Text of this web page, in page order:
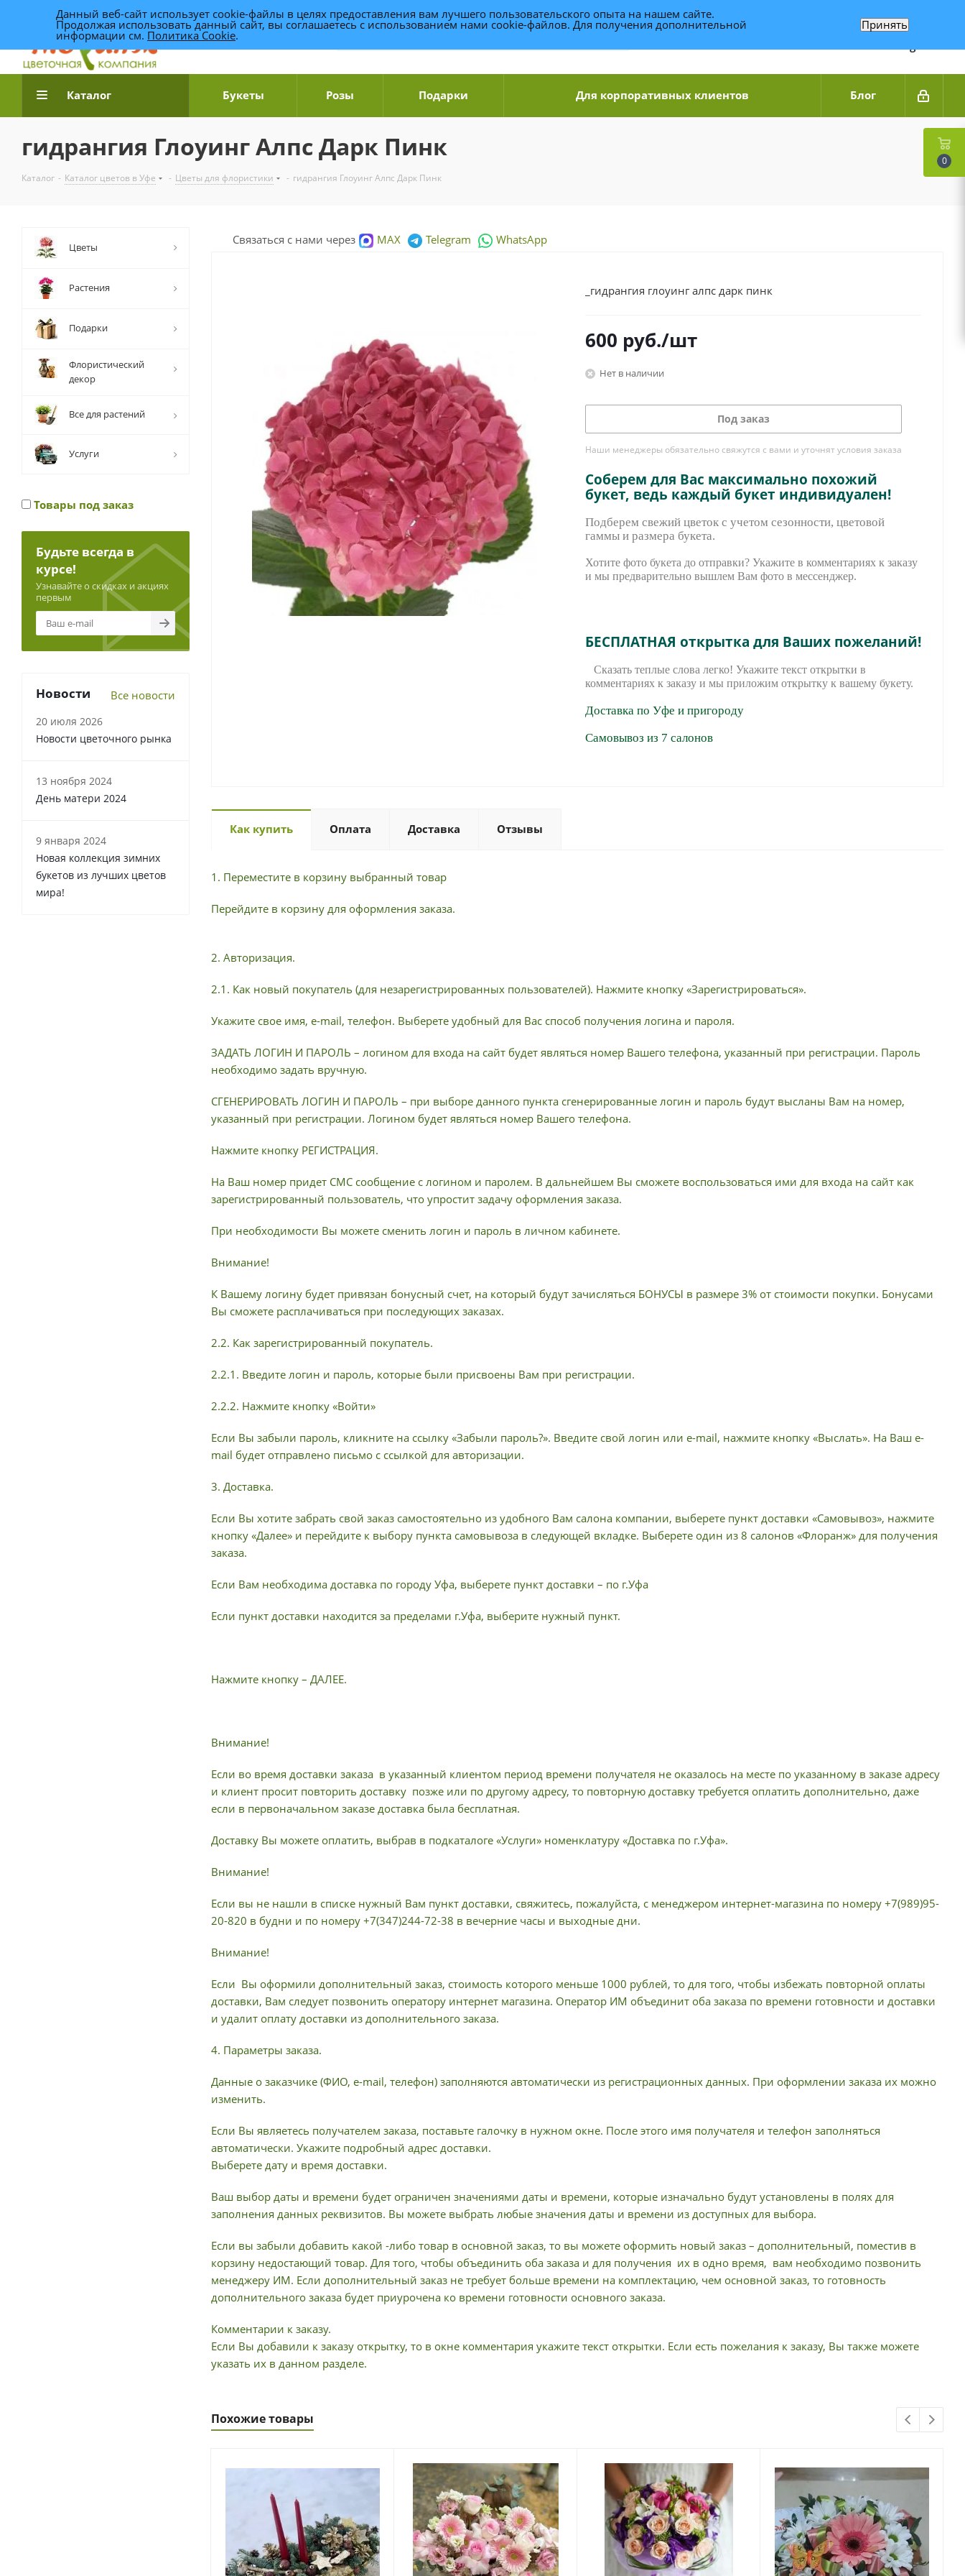
Доставка цветов по Уфе +7 (989) 95-14-014
Связаться по WhatsApp
Каталог Букеты Розы Подарки Для корпоративных клиентов Блог
гидрангия Глоуинг Алпс Дарк Пинк
Каталог - Каталог цветов в Уфе - Цветы для флористики - гидрангия Глоуинг Алпс Дарк Пинк
Связаться с нами через MAX Telegram WhatsApp
_гидрангия глоуинг алпс дарк пинк
600 руб./шт
Нет в наличии
Под заказ
Наши менеджеры обязательно свяжутся с вами и уточнят условия заказа
Соберем для Вас максимально похожий
букет, ведь каждый букет индивидуален!
Подберем свежий цветок с учетом сезонности, цветовой
гаммы и размера букета.
Хотите фото букета до отправки? Укажите в комментариях к заказу
и мы предварительно вышлем Вам фото в мессенджер.
БЕСПЛАТНАЯ открытка для Ваших пожеланий!
Сказать теплые слова легко! Укажите текст открытки в
комментариях к заказу и мы приложим открытку к вашему букету.
Доставка по Уфе и пригороду
Самовывоз из 7 салонов
Как купить Оплата Доставка Отзывы
1. Переместите в корзину выбранный товар
Перейдите в корзину для оформления заказа.
2. Авторизация.
2.1. Как новый покупатель (для незарегистрированных пользователей). Нажмите кнопку «Зарегистрироваться».
Укажите свое имя, e-mail, телефон. Выберете удобный для Вас способ получения логина и пароля.
ЗАДАТЬ ЛОГИН И ПАРОЛЬ – логином для входа на сайт будет являться номер Вашего телефона, указанный при регистрации. Пароль
необходимо задать вручную.
СГЕНЕРИРОВАТЬ ЛОГИН И ПАРОЛЬ – при выборе данного пункта сгенерированные логин и пароль будут высланы Вам на номер,
указанный при регистрации. Логином будет являться номер Вашего телефона.
Нажмите кнопку РЕГИСТРАЦИЯ.
На Ваш номер придет СМС сообщение с логином и паролем. В дальнейшем Вы сможете воспользоваться ими для входа на сайт как
зарегистрированный пользователь, что упростит задачу оформления заказа.
При необходимости Вы можете сменить логин и пароль в личном кабинете.
Внимание!
К Вашему логину будет привязан бонусный счет, на который будут зачисляться БОНУСЫ в размере 3% от стоимости покупки. Бонусами
Вы сможете расплачиваться при последующих заказах.
2.2. Как зарегистрированный покупатель.
2.2.1. Введите логин и пароль, которые были присвоены Вам при регистрации.
2.2.2. Нажмите кнопку «Войти»
Если Вы забыли пароль, кликните на ссылку «Забыли пароль?». Введите свой логин или e-mail, нажмите кнопку «Выслать». На Ваш e-
mail будет отправлено письмо с ссылкой для авторизации.
3. Доставка.
Если Вы хотите забрать свой заказ самостоятельно из удобного Вам салона компании, выберете пункт доставки «Самовывоз», нажмите
кнопку «Далее» и перейдите к выбору пункта самовывоза в следующей вкладке. Выберете один из 8 салонов «Флоранж» для получения
заказа.
Если Вам необходима доставка по городу Уфа, выберете пункт доставки – по г.Уфа
Если пункт доставки находится за пределами г.Уфа, выберите нужный пункт.
Нажмите кнопку – ДАЛЕЕ.
Внимание!
Если во время доставки заказа в указанный клиентом период времени получателя не оказалось на месте по указанному в заказе адресу
и клиент просит повторить доставку позже или по другому адресу, то повторную доставку требуется оплатить дополнительно, даже
если в первоначальном заказе доставка была бесплатная.
Доставку Вы можете оплатить, выбрав в подкаталоге «Услуги» номенклатуру «Доставка по г.Уфа».
Внимание!
Если вы не нашли в списке нужный Вам пункт доставки, свяжитесь, пожалуйста, с менеджером интернет-магазина по номеру +7(989)95-
20-820 в будни и по номеру +7(347)244-72-38 в вечерние часы и выходные дни.
Внимание!
Если Вы оформили дополнительный заказ, стоимость которого меньше 1000 рублей, то для того, чтобы избежать повторной оплаты
доставки, Вам следует позвонить оператору интернет магазина. Оператор ИМ объединит оба заказа по времени готовности и доставки
и удалит оплату доставки из дополнительного заказа.
4. Параметры заказа.
Данные о заказчике (ФИО, e-mail, телефон) заполняются автоматически из регистрационных данных. При оформлении заказа их можно
изменить.
Если Вы являетесь получателем заказа, поставьте галочку в нужном окне. После этого имя получателя и телефон заполняться
автоматически. Укажите подробный адрес доставки.
Выберете дату и время доставки.
Ваш выбор даты и времени будет ограничен значениями даты и времени, которые изначально будут установлены в полях для
заполнения данных реквизитов. Вы можете выбрать любые значения даты и времени из доступных для выбора.
Если вы забыли добавить какой -либо товар в основной заказ, то вы можете оформить новый заказ – дополнительный, поместив в
корзину недостающий товар. Для того, чтобы объединить оба заказа и для получения их в одно время, вам необходимо позвонить
менеджеру ИМ. Если дополнительный заказ не требует больше времени на комплектацию, чем основной заказ, то готовность
дополнительного заказа будет приурочена ко времени готовности основного заказа.
Комментарии к заказу.
Если Вы добавили к заказу открытку, то в окне комментария укажите текст открытки. Если есть пожелания к заказу, Вы также можете
указать их в данном разделе.
Похожие товары
Цветы
Растения
Подарки
Флористический
декор
Все для растений
Услуги
Товары под заказ
Будьте всегда в
курсе!
Узнавайте о скидках и акциях
первым
Новости Все новости
20 июля 2026
Новости цветочного рынка
13 ноября 2024
День матери 2024
9 января 2024
Новая коллекция зимних
букетов из лучших цветов
мира!
0
Данный веб-сайт использует cookie-файлы в целях предоставления вам лучшего пользовательского опыта на нашем сайте.
Продолжая использовать данный сайт, вы соглашаетесь с использованием нами cookie-файлов. Для получения дополнительной
информации см. Политика Cookie.
Принять